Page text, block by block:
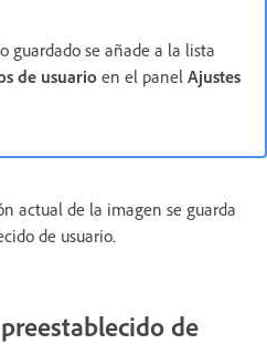
guardado se añade a la lista
de usuario en el panel Ajustes
actual de la imagen se guarda
de usuario.
de